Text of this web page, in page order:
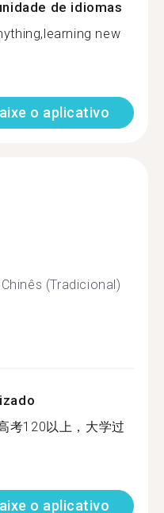
de idiomas
new
o aplicativo
Chinês (Tradicional)
考120以上，大学过
o aplicativo